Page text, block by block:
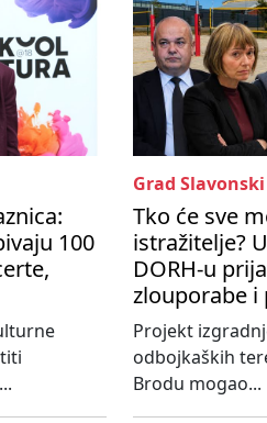
100
Grad
Tko će sve
istražitelje?
DORH-u
zlouporabe i
Projekt
odbojkaških
Brodu mogao...